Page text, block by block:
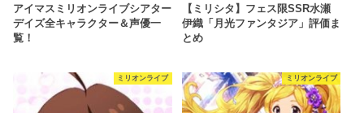
アイマスミリオンライブシアター
デイズ全キャラクター＆声優一
覧！
【ミリシタ】フェス限SSR水瀬
伊織「月光ファンタジア」評価ま
とめ
ミリオンライブ ミリオンライブ